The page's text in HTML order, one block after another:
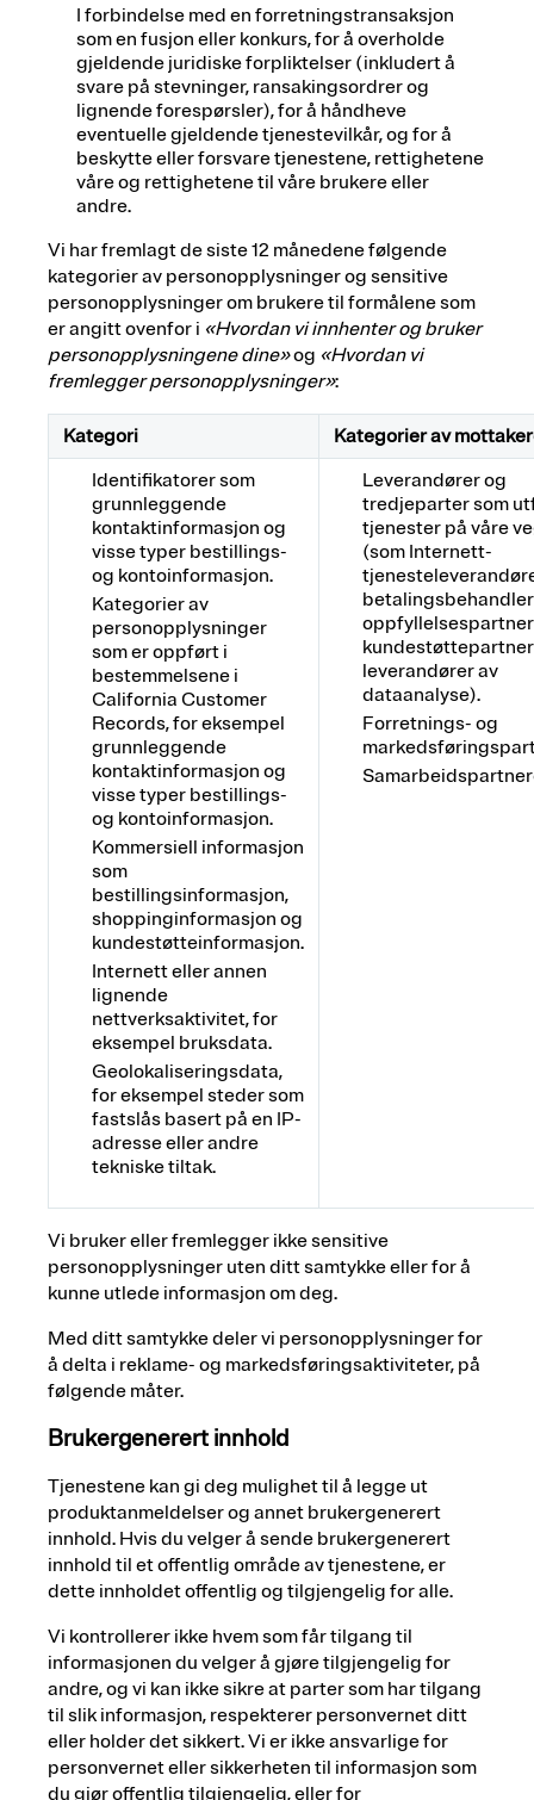
I forbindelse med en forretningstransaksjon
som en fusjon eller konkurs, for å overholde
gjeldende juridiske forpliktelser (inkludert å
svare på stevninger, ransakingsordrer og
lignende forespørsler), for å håndheve
eventuelle gjeldende tjenestevilkår, og for å
beskytte eller forsvare tjenestene, rettighetene
våre og rettighetene til våre brukere eller
andre.
Vi har fremlagt de siste 12 månedene følgende
kategorier av personopplysninger og sensitive
personopplysninger om brukere til formålene som
er angitt ovenfor i «Hvordan vi innhenter og bruker
personopplysningene dine»og «Hvordan vi
fremlegger personopplysninger»:
Kategori
Kategorier av
Identifikatorer som
grunnleggende
kontaktinformasjon og
visse typer bestillings-
og kontoinformasjon.
Kategorier av
personopplysninger
som er oppført i
bestemmelsene i
California Customer
Records, for eksempel
grunnleggende
kontaktinformasjon og
visse typer bestillings-
og kontoinformasjon.
Kommersiell informasjon
som
bestillingsinformasjon,
shoppinginformasjon og
kundestøtteinformasjon.
Internett eller annen
lignende
nettverksaktivitet, for
eksempel bruksdata.
Geolokaliseringsdata,
for eksempel steder som
fastslås basert på en IP-
adresse eller andre
tekniske tiltak.
Leverandører og
tredjeparter som
tjenester på våre
(som Internett-
leverandører av
dataanalyse).
Forretnings- og
Vi bruker eller fremlegger ikke sensitive
personopplysninger uten ditt samtykke eller for å
kunne utlede informasjon om deg.
Med ditt samtykke deler vi personopplysninger for
å delta i reklame- og markedsføringsaktiviteter, på
følgende måter.
Brukergenerert innhold
Tjenestene kan gi deg mulighet til å legge ut
produktanmeldelser og annet brukergenerert
innhold. Hvis du velger å sende brukergenerert
innhold til et offentlig område av tjenestene, er
dette innholdet offentlig og tilgjengelig for alle.
Vi kontrollerer ikke hvem som får tilgang til
informasjonen du velger å gjøre tilgjengelig for
andre, og vi kan ikke sikre at parter som har tilgang
til slik informasjon, respekterer personvernet ditt
eller holder det sikkert. Vi er ikke ansvarlige for
personvernet eller sikkerheten til informasjon som
du gjør offentlig tilgjengelig, eller for